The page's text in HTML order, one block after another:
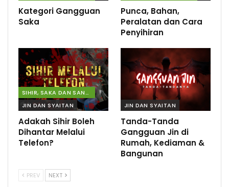
Kategori Gangguan
Saka
Punca, Bahan,
Peralatan dan Cara
Penyihiran
SIHIR, SAKA DAN SANTAU
JIN DAN SYAITAN
Adakah Sihir Boleh
Dihantar Melalui
Telefon?
JIN DAN SYAITAN
Tanda-Tanda
Gangguan Jin di
Rumah, Kediaman &
Bangunan
PREV NEXT